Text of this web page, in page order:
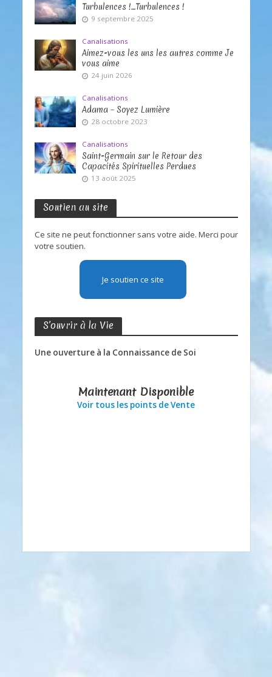
Turbulences !…Turbulences !
9 septembre 2025
Canalisations
Aimez-vous les uns les autres comme Je
vous aime
24 juin 2026
Canalisations
Adama – Soyez Lumière
28 octobre 2023
Canalisations
Saint-Germain sur le Retour des
Capacités Spirituelles Perdues
13 août 2025
Soutien au site
Ce site ne peut fonctionner sans votre aide. Merci pour
votre soutien.
Je soutien ce site
S’ouvrir à la Vie
Une ouverture à la Connaissance de Soi
Maintenant Disponible
Voir tous les points de Vente